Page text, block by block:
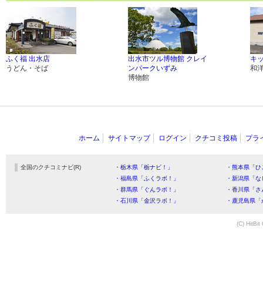
ふく福 出水店
うどん・そば
出水市ツル博物館 クレイ
ンパークいずみ
博物館
キ
和
ホーム サイトマップ ログイン クチコミ投稿 プラ
全国のクチコミナビ(R) ・栃木県「栃ナビ！」
・熊本県「
・福島県「ふくラボ！」
・新潟県「
・群馬県「ぐんラボ！」
・香川県「
・石川県「金沢ラボ！」
・鹿児島県
(C) HitBit